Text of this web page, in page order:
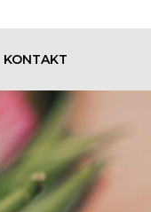
KONTAKT